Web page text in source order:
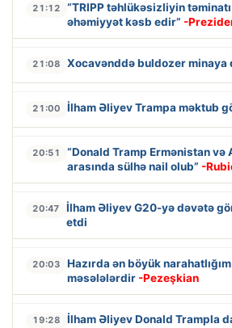
21:12
“TRIPP təhlükəsizliyin
əhəmiyyət kəsb edir” -
21:08 Xocavənddə buldozer minaya
21:00 İlham Əliyev Trampa məktub
20:51
“Donald Tramp Ermənistan və
arasında sülhə nail olub” -
20:47
İlham Əliyev G20-yə dəvətə
etdi
20:03
Hazırda ən böyük
məsələlərdir -Pezeşkian
19:28 İlham Əliyev Donald Trampla